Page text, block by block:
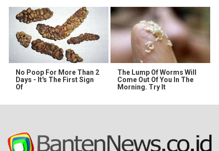
No Poop For More Than 2
Days - It's The First Sign
Of
The Lump Of Worms Will
Come Out Of You In The
Morning. Try It